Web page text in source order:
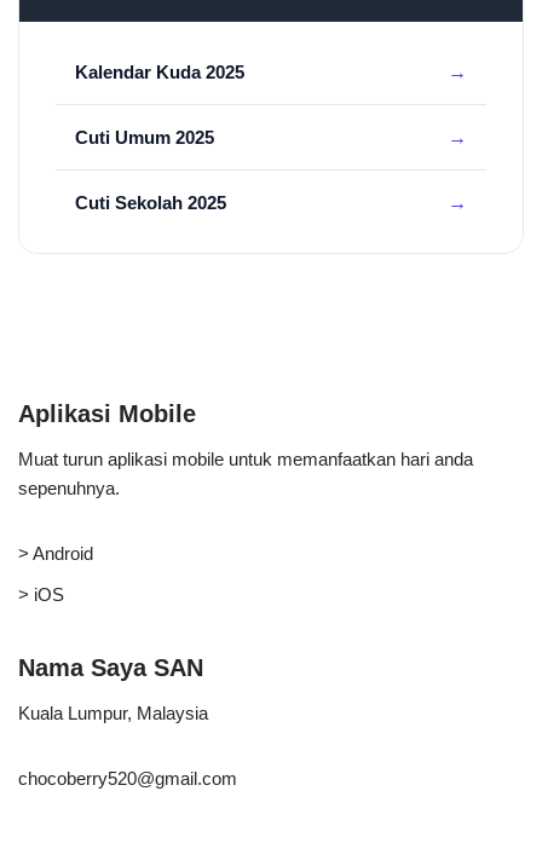
Kalendar Kuda 2025
Cuti Umum 2025
Cuti Sekolah 2025
Aplikasi Mobile
Muat turun aplikasi mobile untuk memanfaatkan hari anda
sepenuhnya.
> Android
> iOS
Nama Saya SAN
Kuala Lumpur, Malaysia
chocoberry520@gmail.com